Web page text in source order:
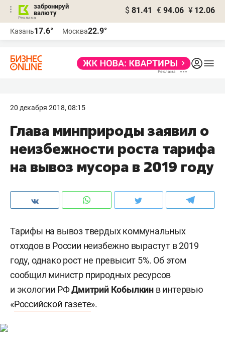
забронируй
валюту
$ 81.41 € 94.06 ¥ 12.06
Казань17.6° Москва22.9°
20 декабря 2018, 08:15
Глава минприроды заявил о
неизбежности роста тарифа
на вывоз мусора в 2019 году
Тарифы на вывоз твердых коммунальных
отходов в России неизбежно вырастут в 2019
году, однако рост не превысит 5%. Об этом
сообщил министр природных ресурсов
и экологии РФДмитрий Кобылкин в интервью
«Российской газете».